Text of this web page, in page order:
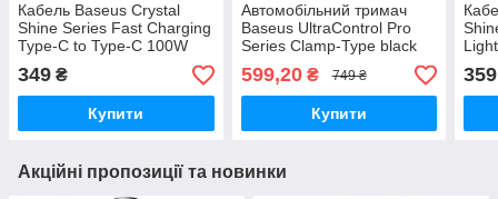
Кабель Baseus Crystal
Shine Series Fast Charging
Type-C to Type-C 100W
(1.2m) black
349 ₴
Купити
Автомобільний тримач
Baseus UltraControl Pro
Series Clamp-Type black
599,20₴ 749 ₴
Купити
359
Акційні пропозиції та новинки